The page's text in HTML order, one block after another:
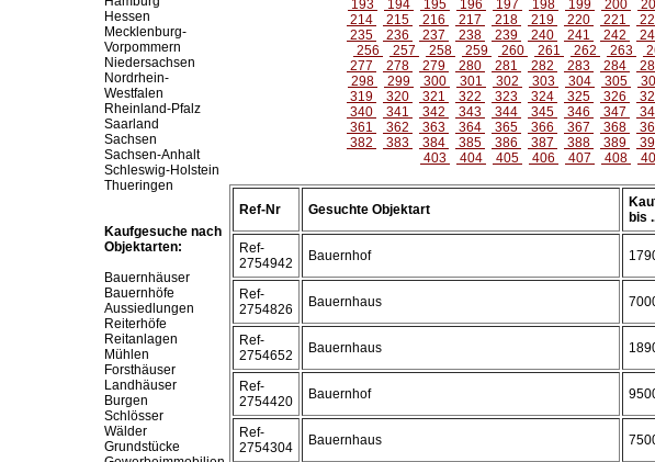
Hessen
Mecklenburg-
Vorpommern
Niedersachsen
Nordrhein-
Westfalen
Rheinland-Pfalz
Saarland
Sachsen
Sachsen-Anhalt
Schleswig-Holstein
Thueringen
Kaufgesuche nach
Objektarten:
Bauernhäuser
Bauernhöfe
Aussiedlungen
Reiterhöfe
Reitanlagen
Mühlen
Forsthäuser
Landhäuser
Burgen
Schlösser
Wälder
Grundstücke
193
194 195 196 197 198 199 200
214
215 216 217 218 219 220 221
235
236 237 238 239 240 241 242
256
257 258 259 260 261 262 263
277
278 279 280 281 282 283 284
298
299 300 301 302 303 304 305
319
320 321 322 323 324 325 326
340
341 342 343 344 345 346 347
361
362 363 364 365 366 367 368
382
383 384 385 386 387 388 389
403
404 405 406 407 408
Ref-Nr Gesuchte Objektart
bis
Ref-
2754942
Bauernhof
Ref-
2754826
Bauernhaus
Ref-
2754652
Bauernhaus
Ref-
2754420
Bauernhof
Ref-
2754304
Bauernhaus